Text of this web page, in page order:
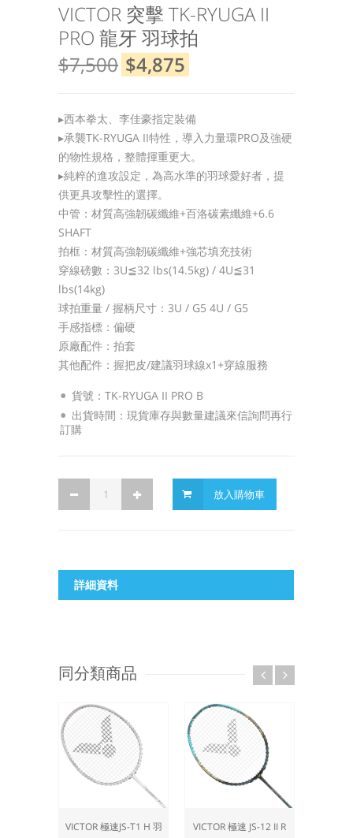
VICTOR 突擊 TK-RYUGA II
PRO 龍牙 羽球拍
$7,500 $4,875
▸西本拳太、李佳豪指定裝備
▸承襲TK-RYUGA II特性，導入力量環PRO及強硬
的物性規格，整體揮重更大。
▸純粹的進攻設定，為高水準的羽球愛好者，提
供更具攻擊性的選擇。
中管：材質高強韌碳纖維+百洛碳素纖維+6.6
SHAFT
拍框：材質高強韌碳纖維+強芯填充技術
穿線磅數：3U≦32 lbs(14.5kg) / 4U≦31
lbs(14kg)
球拍重量 / 握柄尺寸：3U / G5 4U / G5
手感指標：偏硬
原廠配件：拍套
其他配件：握把皮/建議羽球線x1+穿線服務
貨號：TK-RYUGA II PRO B
出貨時間：現貨庫存與數量建議來信詢問再行
訂購
放入購物車
詳細資料
同分類商品
VICTOR 極速JS-T1 H 羽
VICTOR 極速 JS-12 II R